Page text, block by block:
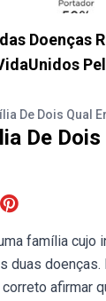
Doenças
De Dois Qual
De Dois
família cujo
duas doenças.
afirmar